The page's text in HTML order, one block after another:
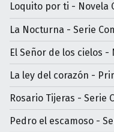
Loquito por ti - Novela
La Nocturna - Serie
El Señor de los cielos -
La ley del corazón -
Rosario Tijeras - Serie
Pedro el escamoso -